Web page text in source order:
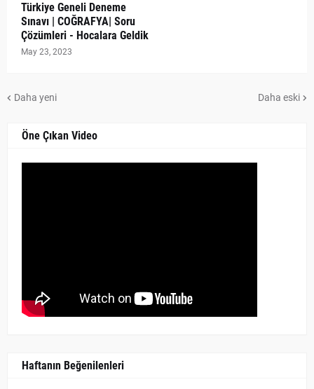
Türkiye Geneli Deneme
Sınavı | COĞRAFYA| Soru
Çözümleri - Hocalara Geldik
May 23, 2023
Daha yeni Daha eski
Öne Çıkan Video
Haftanın Beğenilenleri